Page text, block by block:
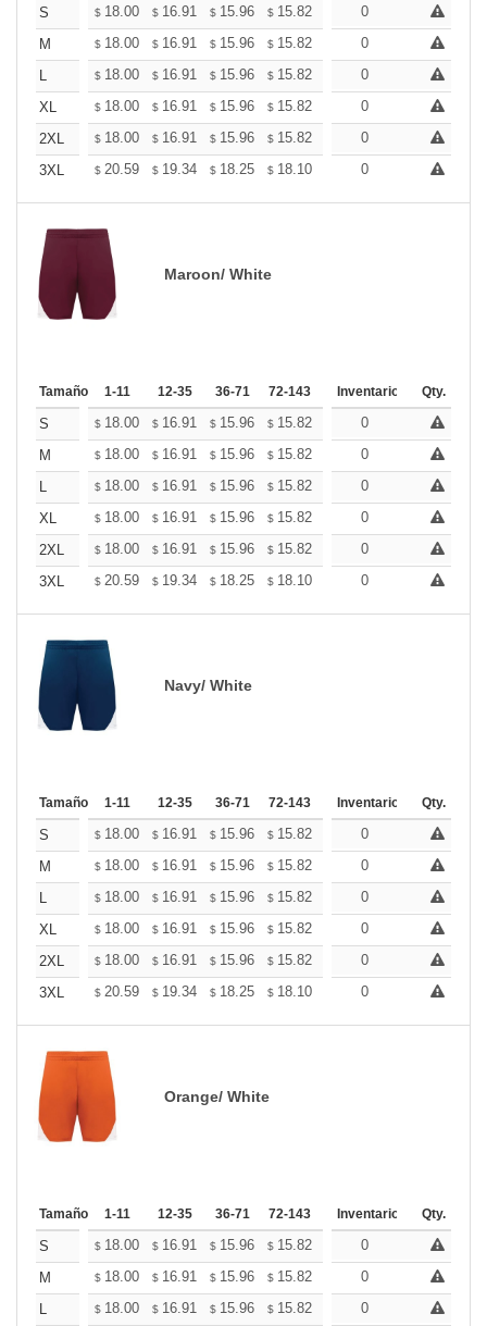
S $ 18.00 $ 16.91 $ 15.96 $ 15.82 15.55
0
M
$ 18.00 $ 16.91 $ 15.96 $ 15.82 15.55
0
L
$ 18.00 $ 16.91 $ 15.96 $ 15.82 15.55
0
XL
$ 18.00 $ 16.91 $ 15.96 $ 15.82 15.55
0
2XL
$ 18.00 $ 16.91 $ 15.96 $ 15.82 15.55
0
3XL
$ 20.59 $ 19.34 $ 18.25 $ 18.10 17.78
0
Maroon/ White
Tamaño 1-11 12-35 36-71 72-143 144-287 288 +
Inventario Qty.
S $ 18.00 $ 16.91 $ 15.96 $ 15.82 15.55
0
M
$ 18.00 $ 16.91 $ 15.96 $ 15.82 15.55
0
L
$ 18.00 $ 16.91 $ 15.96 $ 15.82 15.55
0
XL
$ 18.00 $ 16.91 $ 15.96 $ 15.82 15.55
0
2XL
$ 18.00 $ 16.91 $ 15.96 $ 15.82 15.55
0
3XL
$ 20.59 $ 19.34 $ 18.25 $ 18.10 17.78
0
Navy/ White
Tamaño 1-11 12-35 36-71 72-143 144-287 288 +
Inventario Qty.
S $ 18.00 $ 16.91 $ 15.96 $ 15.82 15.55
0
M
$ 18.00 $ 16.91 $ 15.96 $ 15.82 15.55
0
L
$ 18.00 $ 16.91 $ 15.96 $ 15.82 15.55
0
XL
$ 18.00 $ 16.91 $ 15.96 $ 15.82 15.55
0
2XL
$ 18.00 $ 16.91 $ 15.96 $ 15.82 15.55
0
3XL
$ 20.59 $ 19.34 $ 18.25 $ 18.10 17.78
0
Orange/ White
Tamaño 1-11 12-35 36-71 72-143 144-287 288 +
Inventario Qty.
S $ 18.00 $ 16.91 $ 15.96 $ 15.82 15.55
0
M
$ 18.00 $ 16.91 $ 15.96 $ 15.82 15.55
0
L
$ 18.00 $ 16.91 $ 15.96 $ 15.82 15.55
0